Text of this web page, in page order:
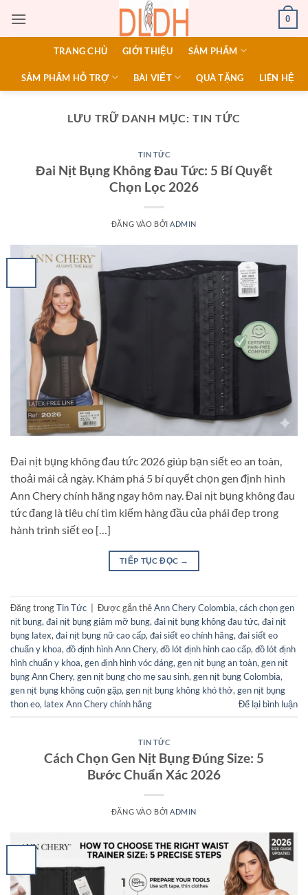
qua
0
TRANG CHỦ GIỚI THIỆU SẢM PHẨM
SẢM PHẨM HỖ TRỢ BÀI VIẾT QUÀ TẶNG LIÊN HỆ
LƯU TRỮ DANH MỤC: TIN TỨC
TIN TỨC
Đai Nịt Bụng Không Đau Tức: 5 Bí Quyết
Chọn Lọc 2026
ĐĂNG VÀO BỞI ADMIN
Đai nịt bụng không đau tức 2026 giúp bạn siết eo an toàn,
thoải mái cả ngày. Khám phá 5 bí quyết chọn gen định hình
Ann Chery chính hãng ngay hôm nay. Đai nịt bụng không đau
tức đang là tiêu chí tìm kiếm hàng đầu của phái đẹp trong
hành trình siết eo […]
TIẾP TỤC ĐỌC →
Đăng trongTin Tức Được gắn thẻAnn Chery Colombia,cách chọn gen
nịt bụng,đai nịt bụng giảm mỡ bụng,đai nịt bụng không đau tức,đai nịt
bụng latex,đai nịt bụng nữ cao cấp,đai siết eo chính hãng,đai siết eo
chuẩn y khoa,đồ định hình Ann Chery,đồ lót định hình cao cấp,đồ lót định
hình chuẩn y khoa,gen định hình vóc dáng,gen nịt bụng an toàn,gen nịt
bụng Ann Chery,gen nịt bụng cho mẹ sau sinh,gen nịt bụng Colombia,
gen nịt bụng không cuộn gập,gen nịt bụng không khó thở,gen nịt bụng
thon eo, latex Ann Chery chính hãng Để lại bình luận
TIN TỨC
Cách Chọn Gen Nịt Bụng Đúng Size: 5
Bước Chuẩn Xác 2026
ĐĂNG VÀO BỞIADMIN